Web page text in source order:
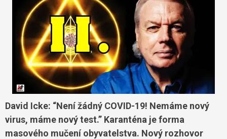
David Icke: “Není žádný COVID-19! Nemáme nový
virus, máme nový test.” Karanténa je forma
masového mučení obyvatelstva. Nový rozhovor